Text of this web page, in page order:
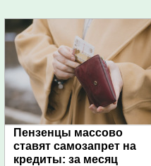
Пензенцы массово
ставят самозапрет на
кредиты: за месяц